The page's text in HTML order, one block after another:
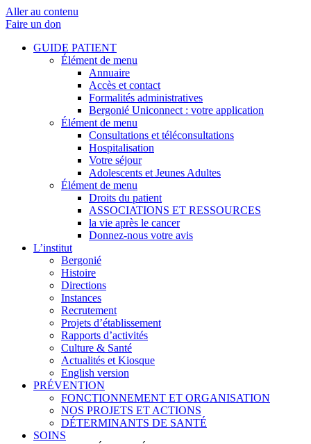
Aller au contenu
Faire un don
GUIDE PATIENT
Élément de menu
Annuaire
Accès et contact
Formalités administratives
Bergonié Uniconnect : votre application
Élément de menu
Consultations et téléconsultations
Hospitalisation
Votre séjour
Adolescents et Jeunes Adultes
Élément de menu
Droits du patient
ASSOCIATIONS ET RESSOURCES
la vie après le cancer
Donnez-nous votre avis
L’institut
Bergonié
Histoire
Directions
Instances
Recrutement
Projets d’établissement
Rapports d’activités
Culture & Santé
Actualités et Kiosque
English version
PRÉVENTION
FONCTIONNEMENT ET ORGANISATION
NOS PROJETS ET ACTIONS
DÉTERMINANTS DE SANTÉ
SOINS